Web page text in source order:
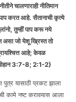
चालणाराही नीतिमान
करत आहे. सैतानाची कृत्ये
तुम्हीं पाप करू नये
असा जो येशू ख्रिस्त तो
आहे; केवळ
योहान 3:7-8; 2:1-2)
पुत्र यासाठी प्रकट झाला
कामे नष्ट करावयास आला